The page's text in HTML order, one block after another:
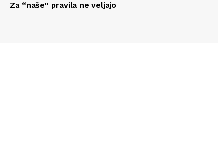
Za “naše” pravila ne veljajo